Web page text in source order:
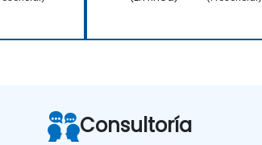
Consultoría